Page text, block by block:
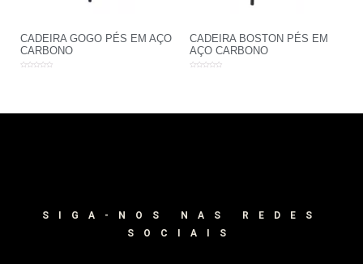
CADEIRA GOGO PÉS EM AÇO
CARBONO
CADEIRA BOSTON PÉS EM
AÇO CARBONO
SIGA-NOS NAS REDES
SOCIAIS